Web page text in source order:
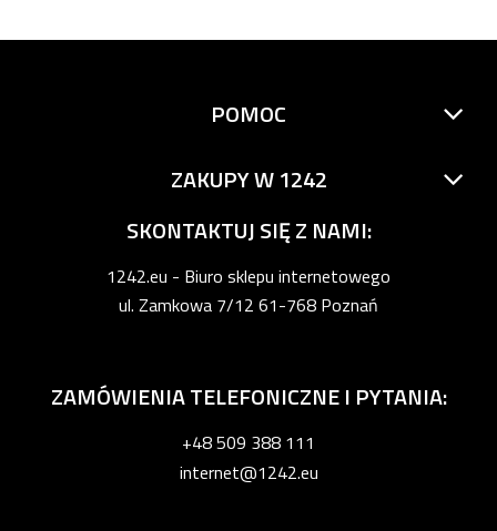
POMOC
ZAKUPY W 1242
SKONTAKTUJ SIĘ Z NAMI:
1242.eu - Biuro sklepu internetowego
ul. Zamkowa 7/12 61-768 Poznań
ZAMÓWIENIA TELEFONICZNE I PYTANIA:
+48 509 388 111
internet@1242.eu